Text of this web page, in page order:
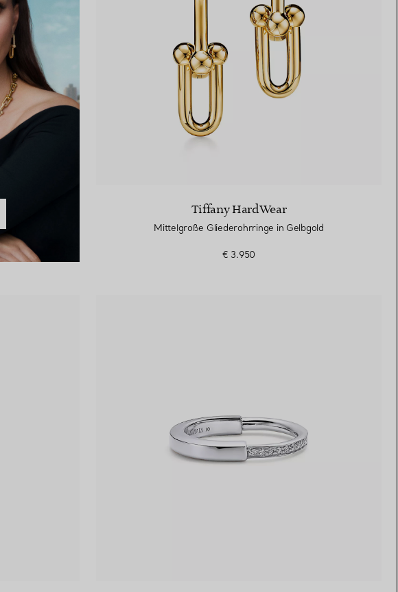
Tiffany HardWear
Mittelgroße Gliederohrringe in Gelbgold
€ 3.950